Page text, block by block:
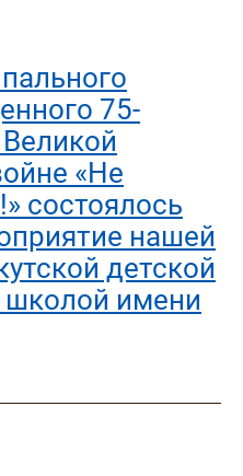
75-
«Не
состоялось
нашей
детской
школой имени